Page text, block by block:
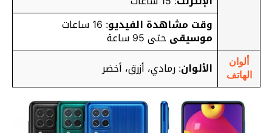
وقت مشاهدة الفيديو: 16 ساعات
موسيقى حتى 95 ساعة
ألوان
الهاتف
الألوان: رمادي، أزرق، أخضر